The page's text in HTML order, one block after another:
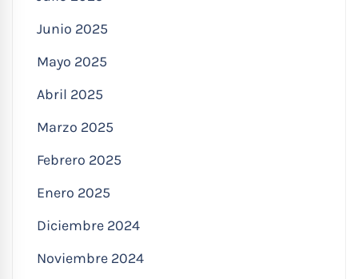
Junio 2025
Mayo 2025
Abril 2025
Marzo 2025
Febrero 2025
Enero 2025
Diciembre 2024
Noviembre 2024